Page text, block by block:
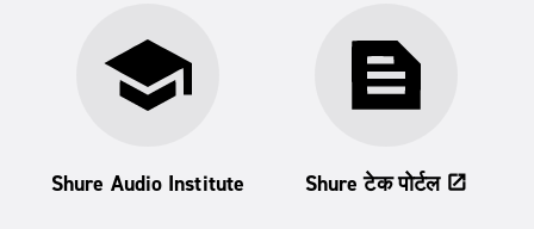
Shure Audio Institute Shure टेक पोर्टल open_in_new